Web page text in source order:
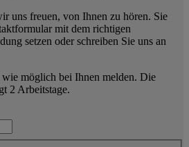
uns freuen, von Ihnen zu hören. Sie
mit dem richtigen
setzen oder schreiben Sie uns an
möglich bei Ihnen melden. Die
2 Arbeitstage.